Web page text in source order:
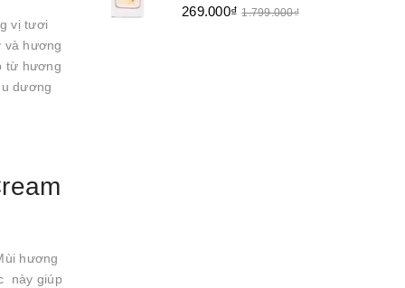
vị tươi
và hương
từ hương
dương
hương
này giúp
269.000₫ 1.799.000₫